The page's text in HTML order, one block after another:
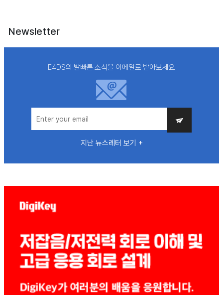
Newsletter
E4DS의 발빠른 소식을 이메일로 받아보세요
지난 뉴스레터 보기 +